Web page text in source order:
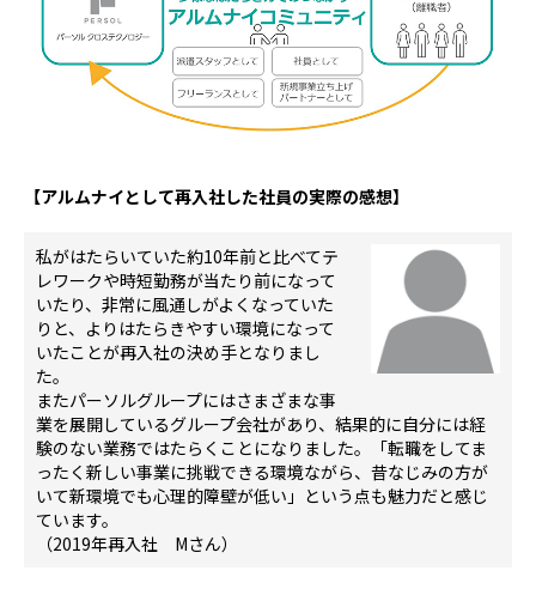
【アルムナイとして再入社した社員の実際の感想】
私がはたらいていた約10年前と比べてテ
レワークや時短勤務が当たり前になって
いたり、非常に風通しがよくなっていた
りと、よりはたらきやすい環境になって
いたことが再入社の決め手となりまし
た。
またパーソルグループにはさまざまな事
業を展開しているグループ会社があり、結果的に自分には経
験のない業務ではたらくことになりました。「転職をしてま
ったく新しい事業に挑戦できる環境ながら、昔なじみの方が
いて新環境でも心理的障壁が低い」という点も魅力だと感じ
ています。
（2019年再入社 Mさん）